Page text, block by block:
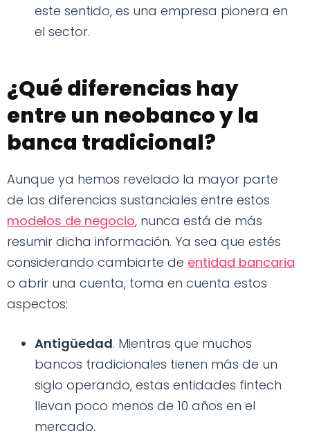
este sentido, es una empresa pionera en
el sector.
¿Qué diferencias hay
entre un neobanco y la
banca tradicional?
Aunque ya hemos revelado la mayor parte
de las diferencias sustanciales entre estos
modelos de negocio, nunca está de más
resumir dicha información. Ya sea que estés
considerando cambiarte de entidad bancaria
o abrir una cuenta, toma en cuenta estos
aspectos:
Antigüedad. Mientras que muchos
bancos tradicionales tienen más de un
siglo operando, estas entidades fintech
llevan poco menos de 10 años en el
mercado.